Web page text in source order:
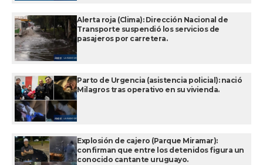
Alerta roja (Clima): Dirección Nacional de
Transporte suspendió los servicios de
pasajeros por carretera.
Parto de Urgencia (asistencia policial): nació
Milagros tras operativo en su vivienda.
Explosión de cajero (Parque Miramar):
confirman que entre los detenidos figura un
conocido cantante uruguayo.